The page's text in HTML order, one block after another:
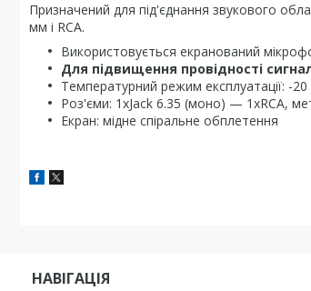
Призначений для під'єднання звукового
мм і RCA.
Використовується екранований
Для підвищення провідності
Температурний режим експлуатації: -
Роз'єми: 1xJack 6.35 (моно) — 1xRCA,
Екран: мідне спіральне обплетення
НАВIГАЦIЯ